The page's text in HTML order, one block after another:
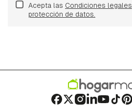
Acepta las Condiciones legales
protección de datos.